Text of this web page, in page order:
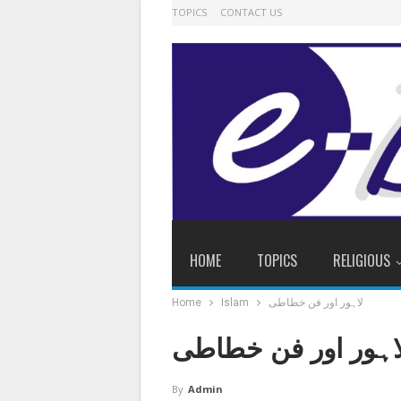
TOPICS CONTACT US
HOME TOPICS RELIGIOUS
Home Islam لاہور اور فن خطاطی
اور فن خطاطی
By Admin